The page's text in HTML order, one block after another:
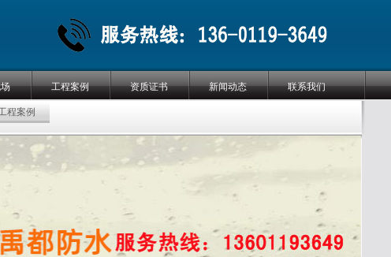
工程案例 资质证书 新闻动态 联系我们
程案例